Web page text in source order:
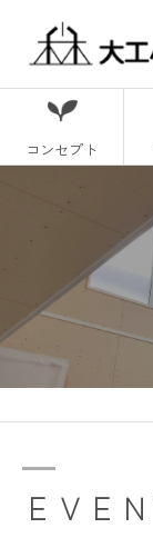
コンセプト
ＥＶＥ